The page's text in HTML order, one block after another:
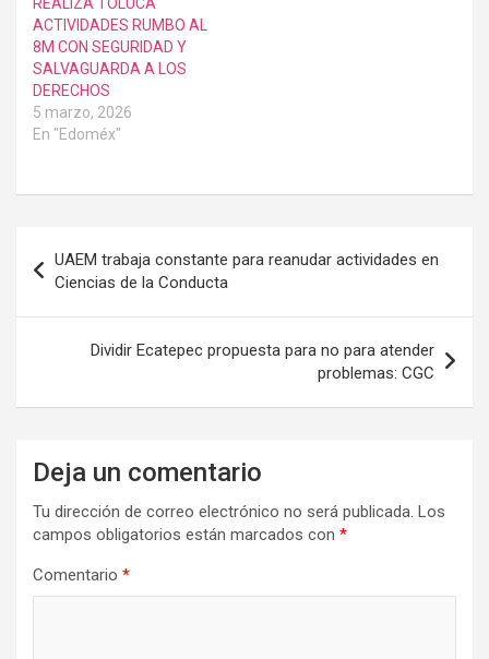
REALIZA TOLUCA
ACTIVIDADES RUMBO AL
8M CON SEGURIDAD Y
SALVAGUARDA A LOS
DERECHOS
5 marzo, 2026
En "Edoméx"
de
entradas
UAEM trabaja constante para reanudar actividades en
Ciencias de la Conducta
Dividir Ecatepec propuesta para no para atender
problemas: CGC
Deja un comentario
Tu dirección de correo electrónico no será publicada. Los
campos obligatorios están marcados con *
Comentario *